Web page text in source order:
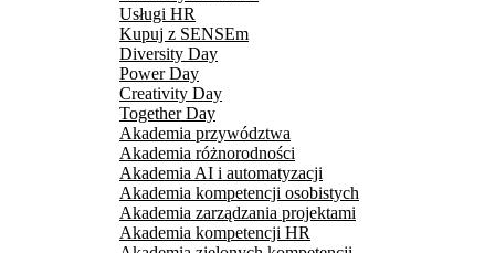
Usługi HR
Kupuj z SENSEm
Diversity Day
Power Day
Creativity Day
Together Day
Akademia przywództwa
Akademia różnorodności
Akademia AI i automatyzacji
Akademia kompetencji osobistych
Akademia zarządzania projektami
Akademia kompetencji HR